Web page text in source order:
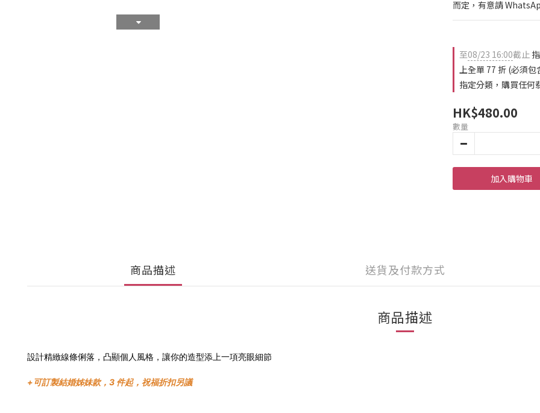
而定，有意請
至08/23 16:00截止
上全單 77 折 (必須
指定分類，購買任何
HK$480.00
數量
加入購物車
商品描述 送貨及付款方式
商品描述
設計精緻線條俐落，凸顯個人風格，讓你的造型添上一項亮眼細節
+可訂製結婚姊妹款，3 件起，祝福折扣另議